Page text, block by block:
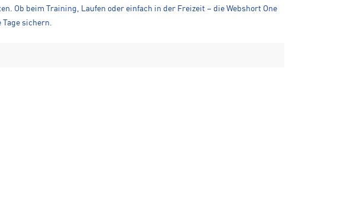
Ob beim Training, Laufen oder einfach in der Freizeit – die Webshort One
sichern.